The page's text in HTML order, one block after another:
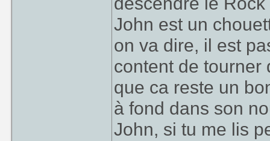
John est un
on va dire, il est
content de tourner
que ca reste un
à fond dans son
John, si tu me lis